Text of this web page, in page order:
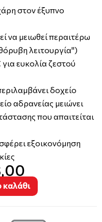
στον έξυπνο
να μειωθεί περαιτέρω
λειτουργία")
ευκολία ζεστού
δοχείο
αδρανείας μειώνει
που απαιτείται
εξοικονόμηση